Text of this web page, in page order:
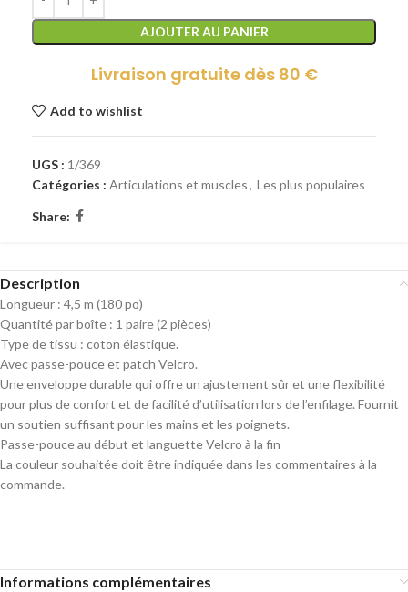
AJOUTER AU PANIER
Livraison gratuite dès 80 €
Add to wishlist
UGS : 1/369
Catégories : Articulations et muscles, Les plus populaires
Share:
Description
Longueur : 4,5 m (180 po)
Quantité par boîte : 1 paire (2 pièces)
Type de tissu : coton élastique.
Avec passe-pouce et patch Velcro.
Une enveloppe durable qui offre un ajustement sûr et une flexibilité
pour plus de confort et de facilité d’utilisation lors de l’enfilage. Fournit
un soutien suffisant pour les mains et les poignets.
Passe-pouce au début et languette Velcro à la fin
La couleur souhaitée doit être indiquée dans les commentaires à la
commande.
Informations complémentaires